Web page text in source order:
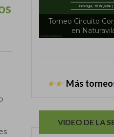
Golf
Torneo Circuito
en
Más
VIDEO DE LA